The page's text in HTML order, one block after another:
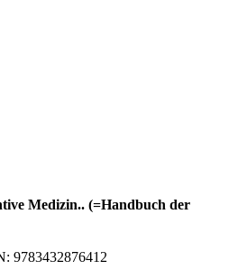
Medizin.. (=Handbuch der
9783432876412